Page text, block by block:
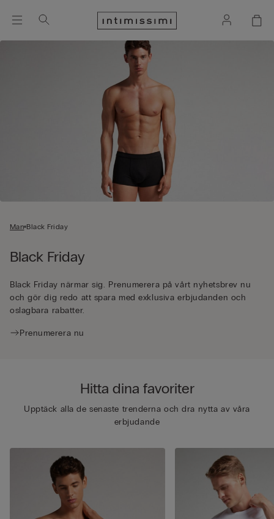
Man Black Friday
Black Friday
Black Friday närmar sig. Prenumerera på vårt nyhetsbrev nu
och gör dig redo att spara med exklusiva erbjudanden och
oslagbara rabatter.
Prenumerera nu
Hitta dina favoriter
Upptäck alla de senaste trenderna och dra nytta av våra
erbjudande